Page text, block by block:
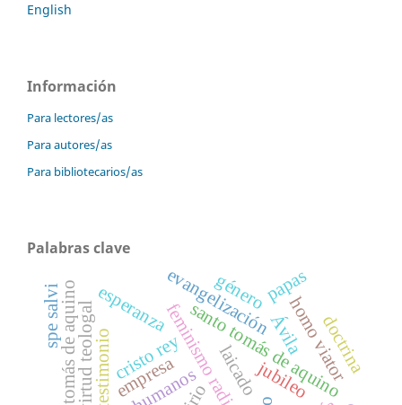
English
Información
Para lectores/as
Para autores/as
Para bibliotecarios/as
Palabras clave
feminismo radical
santo tomás de aquino
cristo rey
testimonio
virtud teologal
tomás de aquino esperanza homo viator
laicado
empresa jubileo
Ávila
evangelización
spe salvi doctrina
géneropapas